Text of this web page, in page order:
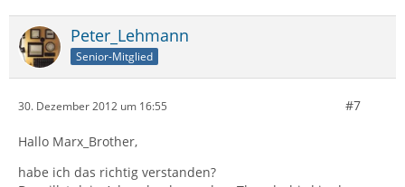
Peter_Lehmann
Senior-Mitglied
30. Dezember 2012 um 16:55 #7
Hallo Marx_Brother,
habe ich das richtig verstanden?